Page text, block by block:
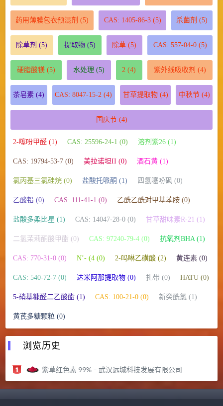
药用薄膜包衣预混剂 (5) CAS: 1405-86-3(5) 杀菌剂 (5)
除草剂 (5) 提取物(5) 除草 (5) CAS: 557-04-0(5)
硬脂酸镁(5) 水处理 (5) 2 (4) 紫外线吸收剂 (4)
茶皂素 (4) CAS: 8047-15-2 (4) 甘草提取物(4) 中秋节(4)
国庆节(4)
2-噻吩甲醛 (1) CAS: 25596-24-1 (0) 溶剂紫26 (1)
CAS: 19794-53-7 (0) 美拉诺坦II (0) 酒石黄 (1)
氯丙基三氯硅烷 (0) 盐酸托哌酮 (1) 四氢噻吩砜 (0)
乙酸铅 (0) CAS: 111-41-1 (0) 乙酰乙酰对甲基苯胺 (0)
盐酸多柔比星 (1) CAS: 14047-28-0 (0) 甘草甜味素R-21 (1)
二氢茉莉酮酸甲酯 (0) CAS: 97240-79-4 (0) 抗氧剂BHA (1)
CAS: 770-31-0 (0) N’- (4 (0) 2-吗啉乙磺酸 (2) 黄连素 (0)
CAS: 540-72-7 (0) 达米阿那提取物 (0) 扎带 (0) HATU (0)
5-硝基糠醛二乙酸酯 (1) CAS: 100-21-0 (0) 新癸酰氯 (1)
黄芪多糖颗粒 (0)
浏览历史
紫草红色素 99% – 武汉远城科技发展有限公司